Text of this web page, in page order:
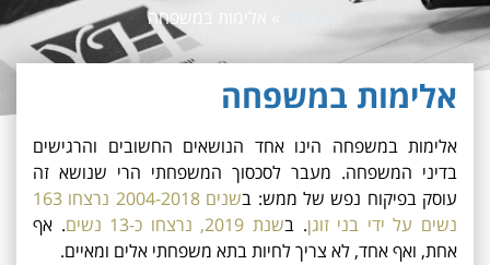
אלימות במשפחה
אלימות במשפחה
אלימות במשפחה הינו אחד הנושאים החשובים והרגישים
בדיני המשפחה. מעבר לסכסוך המשפחתי הרי שנושא זה
עוסק בפיקוח נפש של ממש: ב
שנים 2004-2018 נרצחו 163
נשים על ידי בני זוגן. בשנת 2019, נרצחו כ-13 נשים
. אף
אחת, ואף אחד, לא צריך לחיות בתא משפחתי אלים ומאיים.